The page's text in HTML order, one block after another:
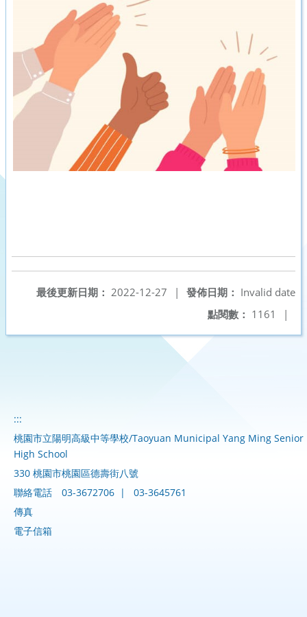
發佈日期： Invalid date
最後更新日期： 2022-12-27
|
點閱數： 1161 |
:::
桃園市立陽明高級中等學校/Taoyuan Municipal Yang Ming Senior
High School
330 桃園市桃園區德壽街八號
聯絡電話
03-3672706 |
03-3645761
傳真
電子信箱